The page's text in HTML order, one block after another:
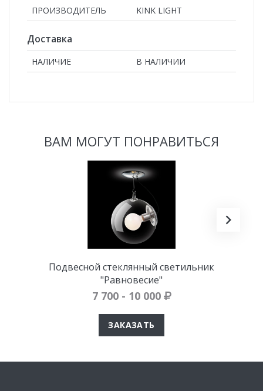
ПРОИЗВОДИТЕЛЬ
KINK LIGHT
Доставка
НАЛИЧИЕ В НАЛИЧИИ
ВАМ МОГУТ ПОНРАВИТЬСЯ
Подвесной стеклянный светильник
"Равновесие"
7 700 - 10 000
ЗАКАЗАТЬ